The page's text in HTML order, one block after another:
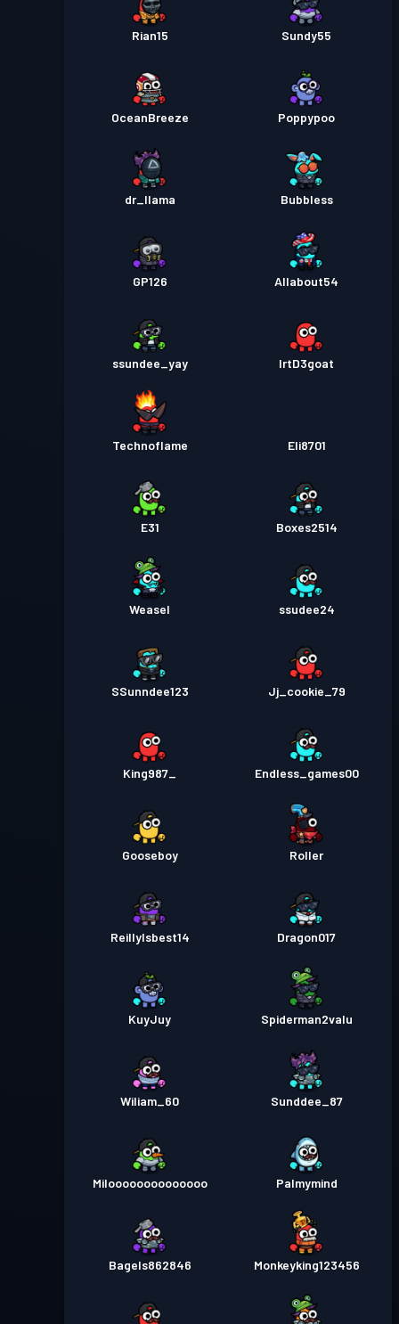
Rian15 Sundy55
OceanBreeze Poppypoo
dr_llama Bubbless
GP126 Allabout54
ssundee_yay lrtD3goat
Technoflame Eli8701
E31 Boxes2514
Weasel ssudee24
SSunndee123 Jj_cookie_79
King987_ Endless_games00
Gooseboy Roller
ReillyIsbest14 Dragon017
KuyJuy Spiderman2valu
Wiliam_60 Sunddee_87
Miloooooooooooooo Palmymind
Bagels862846 Monkeyking123456